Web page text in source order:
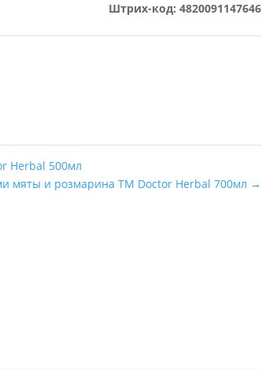
Штрих-код: 4820091147646
Herbal 500мл
мяты и розмарина ТМ Doctor Herbal 700мл →